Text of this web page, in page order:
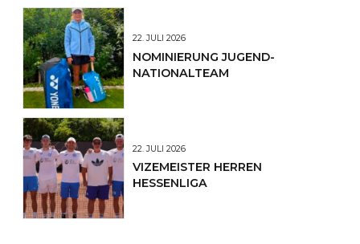
22. JULI 2026
NOMINIERUNG JUGEND-
NATIONALTEAM
22. JULI 2026
VIZEMEISTER HERREN
HESSENLIGA